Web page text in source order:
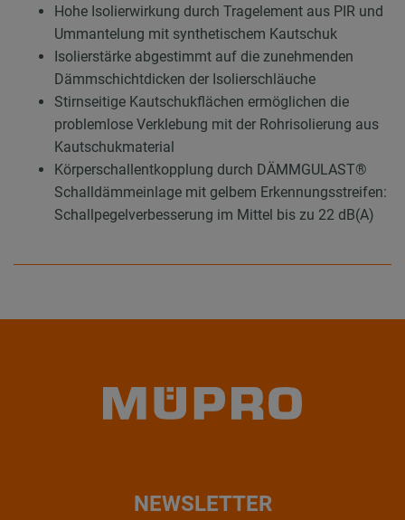
Hohe Isolierwirkung durch Tragelement aus PIR und
Ummantelung mit synthetischem Kautschuk
Isolierstärke abgestimmt auf die zunehmenden
Dämmschichtdicken der Isolierschläuche
Stirnseitige Kautschukflächen ermöglichen die
problemlose Verklebung mit der Rohrisolierung aus
Kautschukmaterial
Körperschallentkopplung durch DÄMMGULAST®
Schalldämmeinlage mit gelbem Erkennungsstreifen:
Schallpegelverbesserung im Mittel bis zu 22 dB(A)
NEWSLETTER